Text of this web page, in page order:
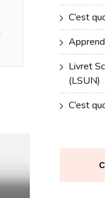
C’est
Livret
(LSUN)
C’est